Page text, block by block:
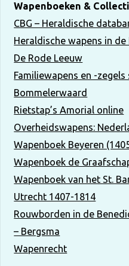
Wapenboeken &
CBG – Heraldische
Heraldische wapens in
De Rode Leeuw
Familiewapens en -
Bommelerwaard
Rietstap’s Amorial online
Overheidswapens:
Wapenboek Beyeren
Wapenboek de
Wapenboek van het St.
Utrecht 1407-1814
Rouwborden in de
– Bergsma
Wapenrecht